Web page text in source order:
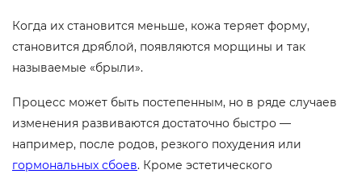
Когда их становится меньше, кожа теряет форму,
становится дряблой, появляются морщины и так
называемые «брыли».
Процесс может быть постепенным, но в ряде случаев
изменения развиваются достаточно быстро —
например, после родов, резкого похудения или
гормональных сбоев. Кроме эстетического